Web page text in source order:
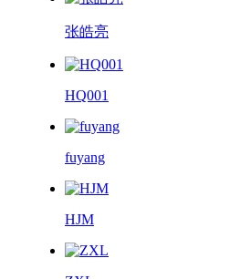
张皓亮
HQ001
fuyang
HJM